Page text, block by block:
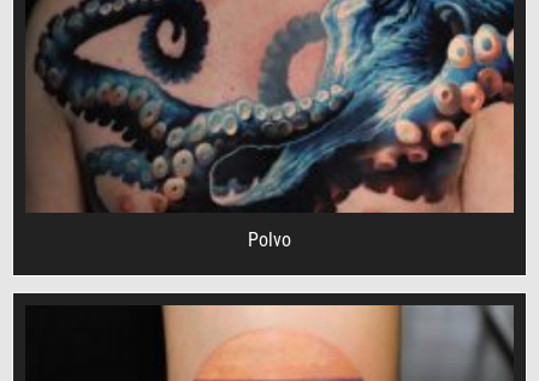
Polvo